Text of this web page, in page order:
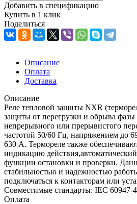
Добавить в спецификацию
Купить в 1 клик
Поделиться
Описание
Оплата
Доставка
Описание
Реле тепловой защиты NXR
защиты от перегрузки и обрыва фазы
непрерывного или прерывистого
частотой 50/60 Гц, напряжением до
630 А. Термореле также
индикацию
функции остановки и проверки.
стабильностью и надежностью
подключаться к контакторам или
Совместимые стандарты: IEC 60947-
Оплата